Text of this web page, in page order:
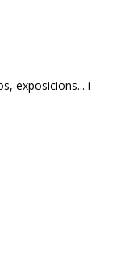
exposicions... i